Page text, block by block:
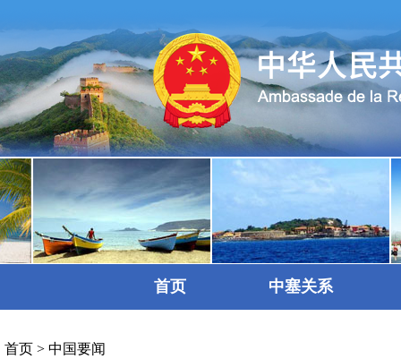
首页 中塞关系
首页 > 中国要闻